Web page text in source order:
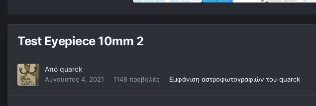
Test Eyepiece 10mm 2
Από quarck
Αύγουστος 4, 2021 1148 προβολές Εμφάνιση αστροφωτογραφιών του quarck